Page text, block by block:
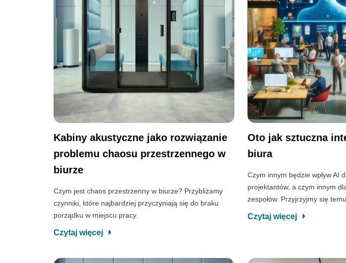
Kabiny akustyczne jako rozwiązanie
problemu chaosu przestrzennego w
biurze
Czym jest chaos przestrzenny w biurze? Przybliżamy
czynniki, które najbardziej przyczyniają się do braku
porządku w miejscu pracy.
Czytaj więcej
Oto jak sztuczna
biura
Czym innym będzie wpływ AI
projektantów, a czym innym
zespołów. Przyjrzyjmy się
Czytaj więcej